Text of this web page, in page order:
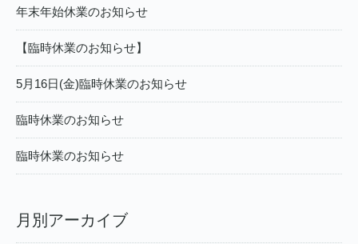
年末年始休業のお知らせ
【臨時休業のお知らせ】
5月16日(金)臨時休業のお知らせ
臨時休業のお知らせ
臨時休業のお知らせ
月別アーカイブ